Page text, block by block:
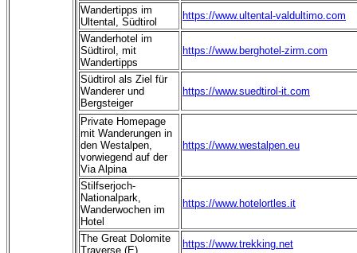
Wandertipps im
Ultental, Südtirol
https://www.ultental-valdultimo.com
Wanderhotel im
Südtirol, mit
Wandertipps
https://www.berghotel-zirm.com
Südtirol als Ziel für
Wanderer und
Bergsteiger
https://www.suedtirol-it.com
Private Homepage
mit Wanderungen in
den Westalpen,
vorwiegend auf der
Via Alpina
https://www.westalpen.eu
Stilfserjoch-
Nationalpark,
Wanderwochen im
Hotel
https://www.hotelortles.it
The Great Dolomite
Traverse (E)
https://www.trekking.net